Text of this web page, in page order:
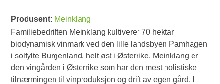
Produsent: Meinklang
Familiebedriften Meinklang kultiverer 70 hektar
biodynamisk vinmark ved den lille landsbyen Pamhagen
i solfylte Burgenland, helt øst i Østerrike. Meinklang er
den vingården i Østerrike som har den mest holistiske
tilnærmingen til vinproduksjon og drift av egen gård. I